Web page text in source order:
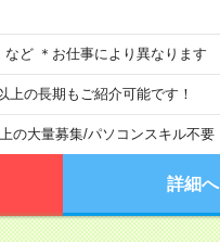
ど ＊お仕事により異なります
の長期もご紹介可能です！
の大量募集/パソコンスキル不要
詳細へ